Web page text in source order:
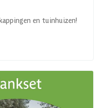
en tuinhuizen!